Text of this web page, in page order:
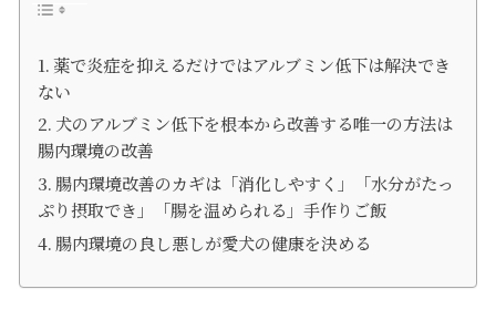
薬で炎症を抑えるだけではアルブミン低下は解決でき
ない
犬のアルブミン低下を根本から改善する唯一の方法は
腸内環境の改善
腸内環境改善のカギは「消化しやすく」「水分がたっ
ぷり摂取でき」「腸を温められる」手作りご飯
腸内環境の良し悪しが愛犬の健康を決める